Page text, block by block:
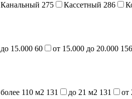
Канальный 275 Кассетный 286
до 15.000 60 от 15.000 до 20.000 156
более 110 м2 131 до 21 м2 131 от